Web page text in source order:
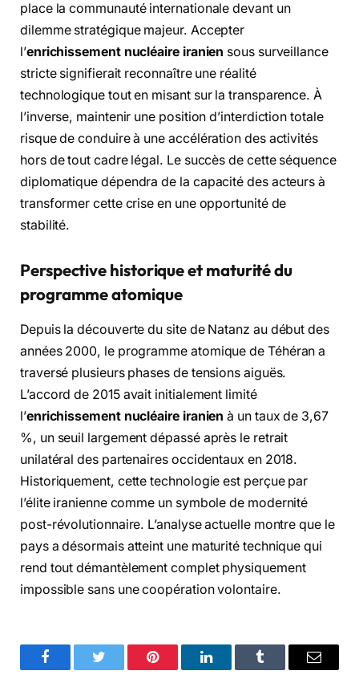
place la communauté internationale devant un
dilemme stratégique majeur. Accepter
l’enrichissement nucléaire iranien sous surveillance
stricte signifierait reconnaître une réalité
technologique tout en misant sur la transparence. À
l’inverse, maintenir une position d’interdiction totale
risque de conduire à une accélération des activités
hors de tout cadre légal. Le succès de cette séquence
diplomatique dépendra de la capacité des acteurs à
transformer cette crise en une opportunité de
stabilité.
Perspective historique et maturité du
programme atomique
Depuis la découverte du site de Natanz au début des
années 2000, le programme atomique de Téhéran a
traversé plusieurs phases de tensions aiguës.
L’accord de 2015 avait initialement limité
l’enrichissement nucléaire iranien à un taux de 3,67
%, un seuil largement dépassé après le retrait
unilatéral des partenaires occidentaux en 2018.
Historiquement, cette technologie est perçue par
l’élite iranienne comme un symbole de modernité
post-révolutionnaire. L’analyse actuelle montre que le
pays a désormais atteint une maturité technique qui
rend tout démantèlement complet physiquement
impossible sans une coopération volontaire.
FacebookTwitter Pinterest LinkedInTumblr Email